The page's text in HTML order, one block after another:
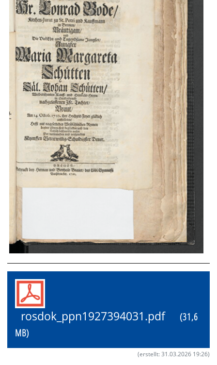
rosdok_ppn1927394031.pdf
(31,6
MB)
(erstellt: 31.03.2026 19:26)